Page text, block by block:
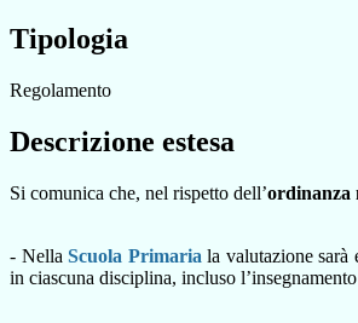
Tipologia
Regolamento
Descrizione estesa
Si comunica che, nel rispetto dell’ordinanza
- NellaScuola Primaria la valutazione
in ciascuna disciplina, incluso